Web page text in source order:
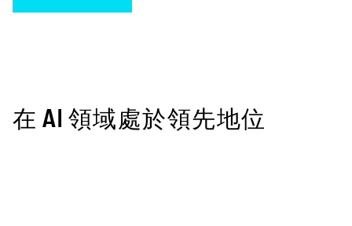
在 AI 領域處於領先地位